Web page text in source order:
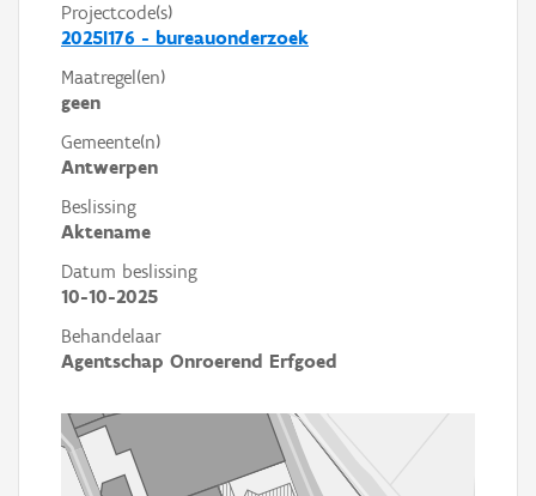
Projectcode(s)
2025I176 - bureauonderzoek
Maatregel(en)
geen
Gemeente(n)
Antwerpen
Beslissing
Aktename
Datum beslissing
10-10-2025
Behandelaar
Agentschap Onroerend Erfgoed